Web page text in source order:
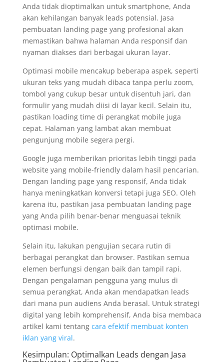
Anda tidak dioptimalkan untuk smartphone, Anda
akan kehilangan banyak leads potensial. Jasa
pembuatan landing page yang profesional akan
memastikan bahwa halaman Anda responsif dan
nyaman diakses dari berbagai ukuran layar.
Optimasi mobile mencakup beberapa aspek, seperti
ukuran teks yang mudah dibaca tanpa perlu zoom,
tombol yang cukup besar untuk disentuh jari, dan
formulir yang mudah diisi di layar kecil. Selain itu,
pastikan loading time di perangkat mobile juga
cepat. Halaman yang lambat akan membuat
pengunjung mobile segera pergi.
Google juga memberikan prioritas lebih tinggi pada
website yang mobile-friendly dalam hasil pencarian.
Dengan landing page yang responsif, Anda tidak
hanya meningkatkan konversi tetapi juga SEO. Oleh
karena itu, pastikan jasa pembuatan landing page
yang Anda pilih benar-benar menguasai teknik
optimasi mobile.
Selain itu, lakukan pengujian secara rutin di
berbagai perangkat dan browser. Pastikan semua
elemen berfungsi dengan baik dan tampil rapi.
Dengan pengalaman pengguna yang mulus di
semua perangkat, Anda akan mendapatkan leads
dari mana pun audiens Anda berasal. Untuk strategi
digital yang lebih komprehensif, Anda bisa membaca
artikel kami tentang cara efektif membuat konten
iklan yang viral.
Kesimpulan: Optimalkan Leads dengan Jasa